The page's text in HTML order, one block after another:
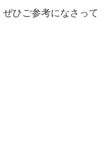
ひご参考になさって